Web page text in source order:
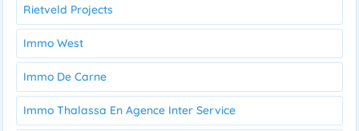
Rietveld Projects
Immo West
Immo De Carne
Immo Thalassa En Agence Inter Service